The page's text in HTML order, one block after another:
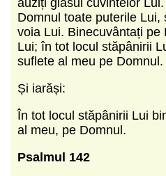
Domnul toate puterile Lui,
voia Lui. Binecuvântați pe
Lui; în tot locul stăpânirii
suflete al meu pe Domnul.
Și iarăși:
În tot locul stăpânirii Lui
al meu, pe Domnul.
Psalmul 142